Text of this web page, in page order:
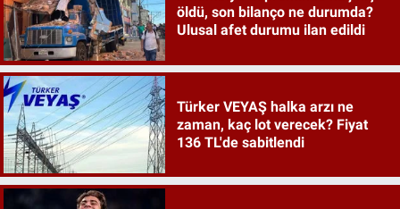
öldü, son bilanço ne durumda?
Ulusal afet durumu ilan edildi
Türker VEYAŞ halka arzı ne
zaman, kaç lot verecek? Fiyat
136 TL'de sabitlendi